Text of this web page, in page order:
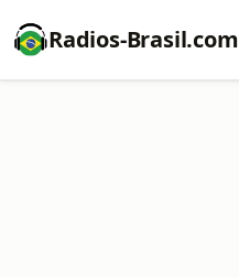
Radios-Brasil.com